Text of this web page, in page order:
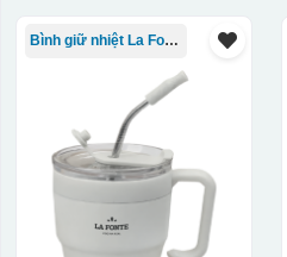
Kiểu in:
In Decal
IN Decal lên GỐM SỨ
Bình giữ nhiệt La Fonte